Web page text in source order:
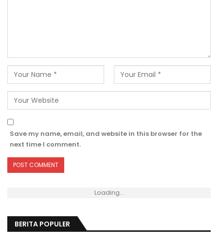
Save my name, email, and website in this browser for the
next time I comment.
Loading...
BERITA POPULER